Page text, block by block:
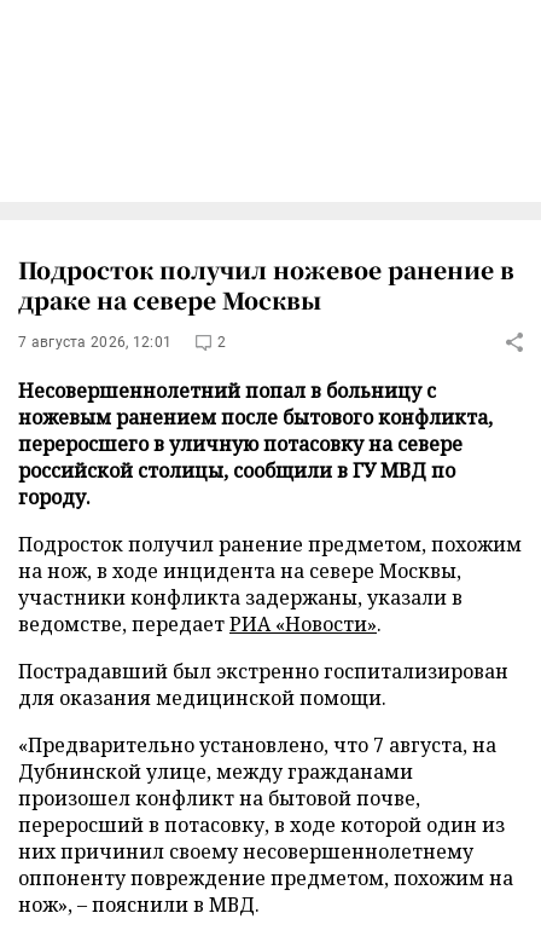
Подросток получил ножевое ранение в
драке на севере Москвы
7 августа 2026, 12:01 2
Несовершеннолетний попал в больницу с
ножевым ранением после бытового конфликта,
переросшего в уличную потасовку на севере
российской столицы, сообщили в ГУ МВД по
городу.
Подросток получил ранение предметом, похожим
на нож, в ходе инцидента на севере Москвы,
участники конфликта задержаны, указали в
ведомстве, передаетРИА «Новости».
Пострадавший был экстренно госпитализирован
для оказания медицинской помощи.
«Предварительно установлено, что 7 августа, на
Дубнинской улице, между гражданами
произошел конфликт на бытовой почве,
переросший в потасовку, в ходе которой один из
них причинил своему несовершеннолетнему
оппоненту повреждение предметом, похожим на
нож», – пояснили в МВД.